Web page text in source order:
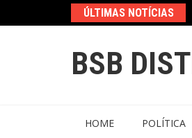
ÚLTIMAS NOTÍCIAS
BSB
HOME POLÍTICA